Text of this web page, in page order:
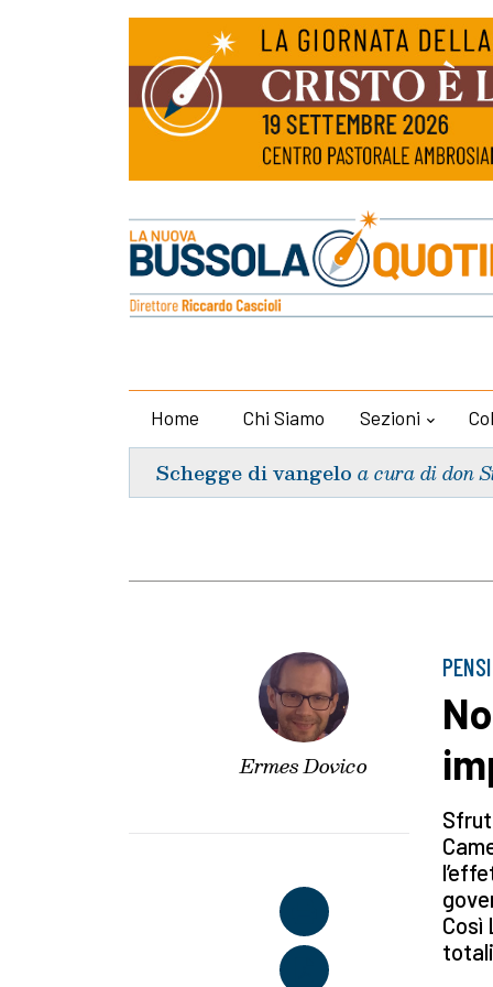
Home Chi Siamo Sezioni
Schegge di vangelo a cura di don
Ermes Dovico
Così